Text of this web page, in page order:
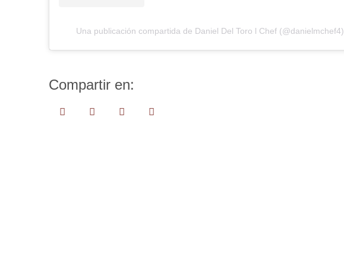
Una publicación compartida de Daniel Del Toro l Chef (@danielmchef4)
Compartir en: